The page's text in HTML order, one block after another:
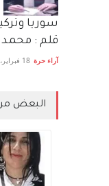
سوريا
قلم : محمد
آراء حرة 18 فبراير، 2023
البعض